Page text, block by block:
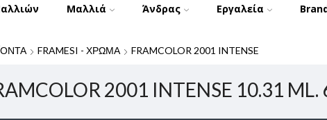
Μαλλιά Άνδρας Εργαλεία
FRAMESI - ΧΡΩΜΑ FRAMCOLOR 2001 INTENSE
2001 INTENSE 10.31